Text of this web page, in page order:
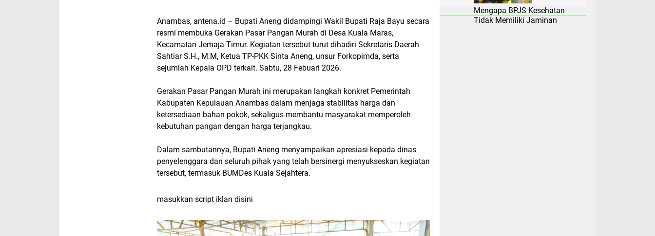
Anambas, antena.id – Bupati Aneng didampingi Wakil Bupati Raja Bayu secara
resmi membuka Gerakan Pasar Pangan Murah di Desa Kuala Maras,
Kecamatan Jemaja Timur. Kegiatan tersebut turut dihadiri Sekretaris Daerah
Sahtiar S.H., M.M, Ketua TP-PKK Sinta Aneng, unsur Forkopimda, serta
sejumlah Kepala OPD terkait. Sabtu, 28 Febuari 2026.
Gerakan Pasar Pangan Murah ini merupakan langkah konkret Pemerintah
Kabupaten Kepulauan Anambas dalam menjaga stabilitas harga dan
ketersediaan bahan pokok, sekaligus membantu masyarakat memperoleh
kebutuhan pangan dengan harga terjangkau.
Dalam sambutannya, Bupati Aneng menyampaikan apresiasi kepada dinas
penyelenggara dan seluruh pihak yang telah bersinergi menyukseskan kegiatan
tersebut, termasuk BUMDes Kuala Sejahtera.
masukkan script iklan disini
Mengapa BPJS Kesehatan
Tidak Memiliki Jaminan